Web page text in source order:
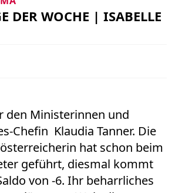
DER WOCHE | ISABELLE
den Ministerinnen und
Chefin Klaudia Tanner. Die
hat schon beim
geführt, diesmal kommt
von -6. Ihr beharrliches